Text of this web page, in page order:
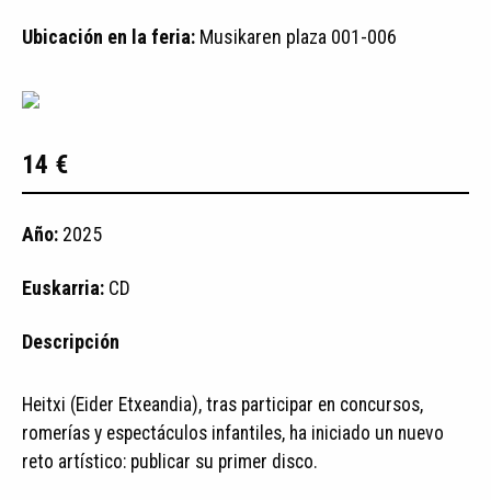
Ubicación en la feria: Musikaren plaza 001-006
14 €
Año: 2025
Euskarria: CD
Descripción
Heitxi (Eider Etxeandia), tras participar en concursos,
romerías y espectáculos infantiles, ha iniciado un nuevo
reto artístico: publicar su primer disco.